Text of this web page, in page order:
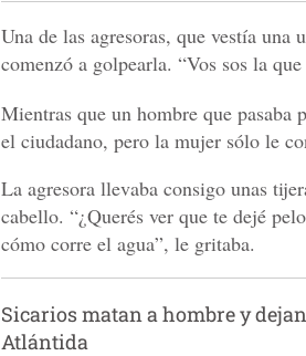
Una de las agresoras, que vestía una
comenzó a golpearla. “Vos sos la
Mientras que un hombre que
el ciudadano, pero la mujer sólo le
La agresora llevaba consigo unas
cabello. “¿Querés ver que te dejé
cómo corre el agua”, le gritaba.
Sicarios matan a hombre y
Atlántida